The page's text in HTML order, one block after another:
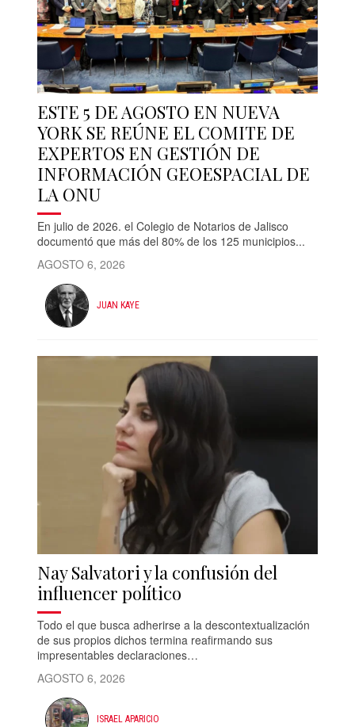
ESTE 5 DE AGOSTO EN NUEVA
YORK SE REÚNE EL COMITE DE
EXPERTOS EN GESTIÓN DE
INFORMACIÓN GEOESPACIAL DE
LA ONU
En julio de 2026. el Colegio de Notarios de Jalisco
documentó que más del 80% de los 125 municipios...
AGOSTO 6, 2026
JUAN KAYE
Nay Salvatori y la confusión del
influencer político
Todo el que busca adherirse a la descontextualización
de sus propios dichos termina reafirmando sus
impresentables declaraciones…
AGOSTO 6, 2026
ISRAEL APARICIO